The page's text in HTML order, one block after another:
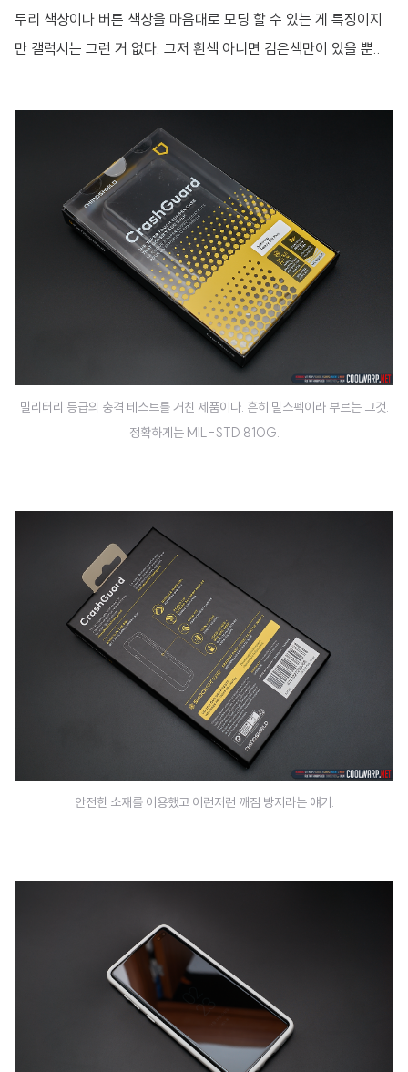
두리 색상이나 버튼 색상을 마음대로 모딩 할 수 있는 게 특징이지
만 갤럭시는 그런 거 없다. 그저 흰색 아니면 검은색만이 있을 뿐..
밀리터리 등급의 충격 테스트를 거친 제품이다. 흔히 밀스펙이라 부르는 그것.
정확하게는 MIL-STD 810G.
안전한 소재를 이용했고 이런저런 깨짐 방지라는 얘기.